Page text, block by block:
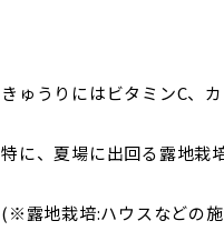
きゅうりにはビタミンC、
特に、夏場に出回る露地栽
(※露地栽培:ハウスなどの